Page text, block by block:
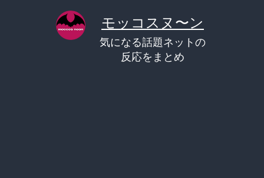
モッコスヌ〜ン
気になる話題ネットの
反応をまとめ